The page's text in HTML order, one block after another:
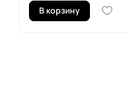
В корзину